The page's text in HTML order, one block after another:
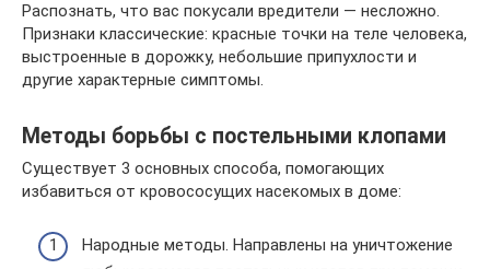
Распознать, что вас покусали вредители — несложно.
Признаки классические: красные точки на теле человека,
выстроенные в дорожку, небольшие припухлости и
другие характерные симптомы.
Методы борьбы с постельными клопами
Существует 3 основных способа, помогающих
избавиться от кровососущих насекомых в доме:
Народные методы. Направлены на уничтожение